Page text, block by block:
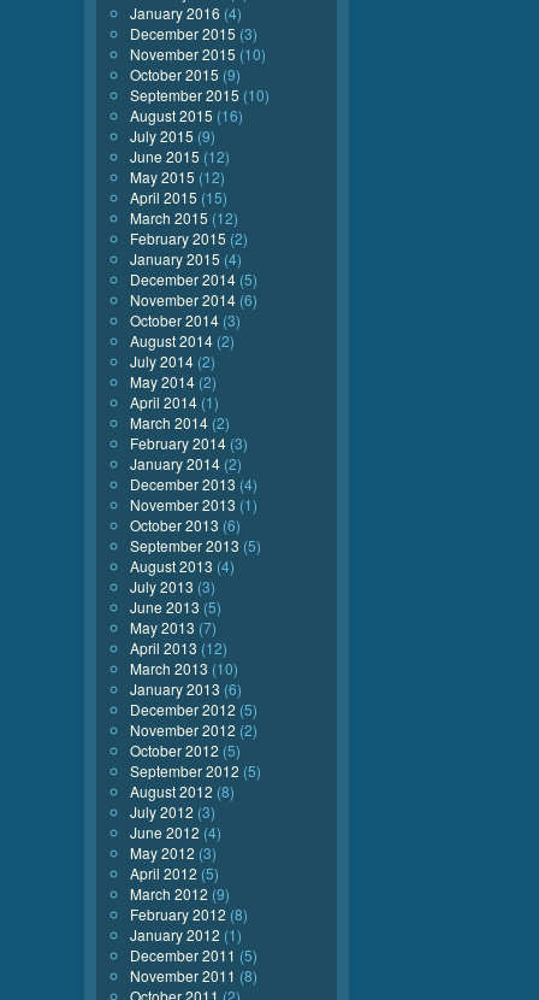
January 2016 (4)
December 2015 (3)
November 2015 (10)
October 2015 (9)
September 2015 (10)
August 2015 (16)
July 2015 (9)
June 2015 (12)
May 2015 (12)
April 2015 (15)
March 2015 (12)
February 2015 (2)
January 2015 (4)
December 2014 (5)
November 2014 (6)
October 2014 (3)
August 2014 (2)
July 2014 (2)
May 2014 (2)
April 2014 (1)
March 2014 (2)
February 2014 (3)
January 2014 (2)
December 2013 (4)
November 2013 (1)
October 2013 (6)
September 2013 (5)
August 2013 (4)
July 2013 (3)
June 2013 (5)
May 2013 (7)
April 2013 (12)
March 2013 (10)
January 2013 (6)
December 2012 (5)
November 2012 (2)
October 2012 (5)
September 2012 (5)
August 2012 (8)
July 2012 (3)
June 2012 (4)
May 2012 (3)
April 2012 (5)
March 2012 (9)
February 2012 (8)
January 2012 (1)
December 2011 (5)
November 2011 (8)
October 2011 (2)